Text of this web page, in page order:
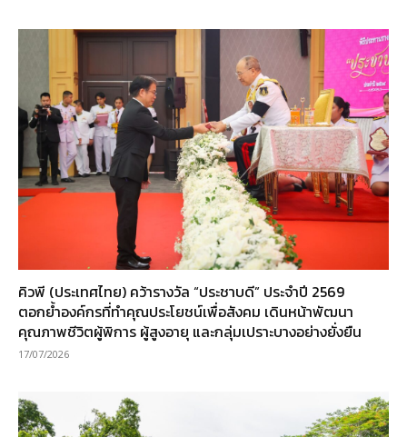
คิวพี (ประเทศไทย) คว้ารางวัล “ประชาบดี” ประจำปี 2569
ตอกย้ำองค์กรที่ทำคุณประโยชน์เพื่อสังคม เดินหน้าพัฒนา
คุณภาพชีวิตผู้พิการ ผู้สูงอายุ และกลุ่มเปราะบางอย่างยั่งยืน
17/07/2026